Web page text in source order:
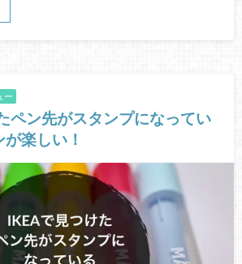
ー
ペン先がスタンプになってい
楽しい！